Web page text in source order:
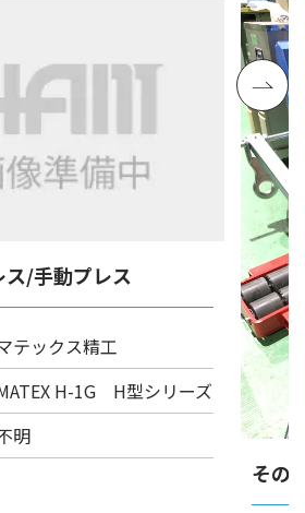
ス/手動プレス
テックス精工
H-1G H型シリーズ
明
その